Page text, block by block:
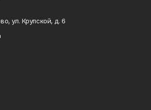
ул. Крупской, д. 6